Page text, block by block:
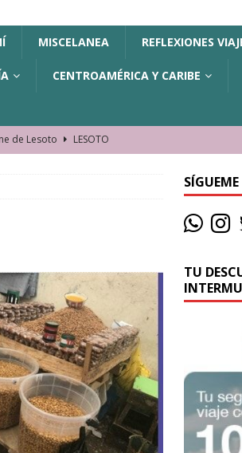
MISCELANEA REFLEXIONES
CENTROAMÉRICA Y CARIBE
de Lesoto
LESOTO
de la playa
JAMAICA
sostenible
SEYCHELLES
BARÉIN
GUINEA ECUATORIAL
TU